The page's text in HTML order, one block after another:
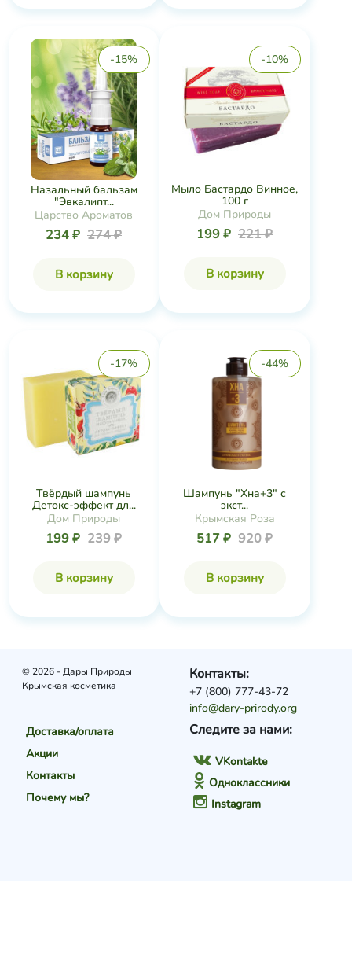
-15%
Назальный бальзам
"Эвкалипт...
Царство Ароматов
234 ₽ 274 ₽
В корзину
-10%
Мыло Бастардо Винное,
100 г
Дом Природы
199 ₽ 221 ₽
В корзину
-17%
Твёрдый шампунь
Детокс-эффект дл...
Дом Природы
199 ₽ 239 ₽
В корзину
-44%
Шампунь "Хна+3" с
экст...
Крымская Роза
517 ₽ 920 ₽
В корзину
© 2026 - Дары Природы
Крымская косметика
Доставка/оплата
Акции
Контакты
Почему мы?
Следите за нами:
VKontakte
Одноклассники
Instagram
Контакты:
+7 (800) 777-43-72
info@dary-prirody.org